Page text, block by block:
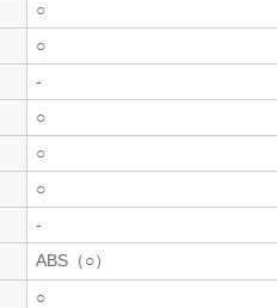
○
○
-
○
○
○
-
ABS（○）
○